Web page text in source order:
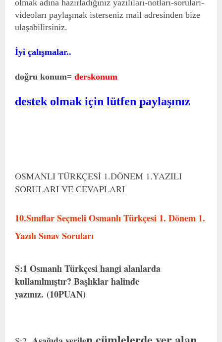
olmak adına hazırladığınız yazılıları-notları-soruları-
videoları paylaşmak isterseniz mail adresinden bize
ulaşabilirsiniz.
İyi çalışmalar..
doğru konum= derskonum
destek olmak için lütfen paylaşınız
OSMANLI TÜRKÇESİ 1.DÖNEM 1.YAZILI
SORULARI VE CEVAPLARI
10.Sınıflar Seçmeli Osmanlı Türkçesi 1. Dönem 1.
Yazılı Sınav Soruları
S:1 Osmanlı Türkçesi hangi alanlarda
kullanılmıştır? Başlıklar halinde
yazınız. (10PUAN)